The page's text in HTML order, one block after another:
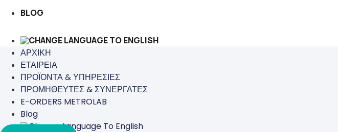
BLOG
ΑΡΧΙΚΗ
ΕΤΑΙΡΕΙΑ
ΠΡΟΪΟΝΤΑ & ΥΠΗΡΕΣΙΕΣ
ΠΡΟΜΗΘΕΥΤΕΣ & ΣΥΝΕΡΓΑΤΕΣ
E-ORDERS METROLAB
Blog